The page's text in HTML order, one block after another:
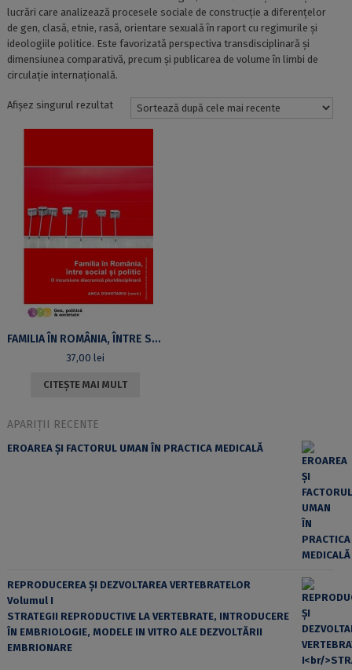
lucrări care analizează procesele sociale de construcţie a diferenţelor
de gen, clasă, etnie, rasă, orientare sexuală în raport cu regimurile şi
ideologiile politice. Este favorizată perspectiva transdisciplinară şi
dimensiunea comparativă, precum şi publicarea de volume în limbi de
circulaţie internaţională.
Afișez singurul rezultat
FAMILIA ÎN ROMÂNIA, ÎNTRE SOCIAL ŞI POLITIC. O INCURSIUNE DIACRONICĂ PLURIDISCIPLINARĂ
37,00 lei
CITEȘTE MAI MULT
APARIȚII RECENTE
EROAREA ȘI FACTORUL UMAN ÎN PRACTICA MEDICALĂ
REPRODUCEREA ȘI DEZVOLTAREA VERTEBRATELOR
Volumul I
STRATEGII REPRODUCTIVE LA VERTEBRATE, INTRODUCERE
ÎN EMBRIOLOGIE, MODELE IN VITRO ALE DEZVOLTĂRII
EMBRIONARE